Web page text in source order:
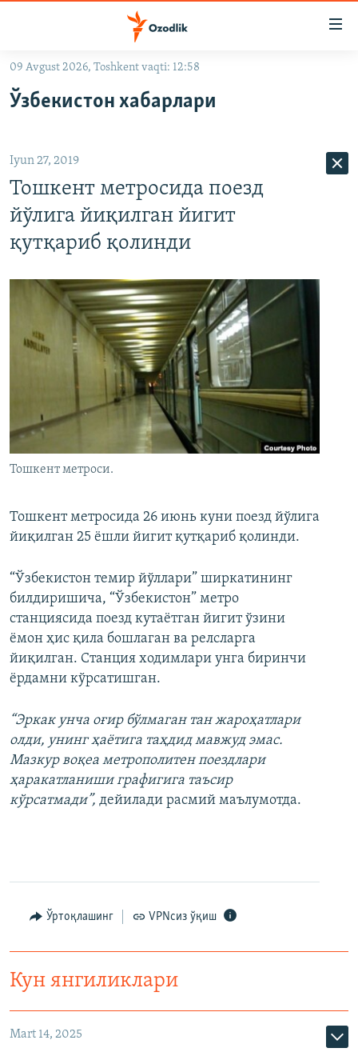
Асосий
Қидиришга
ўтинг
OZODLIK SURISHTIRUVLARI
На русском
ИЖТИМОИЙ ТАРМОҚЛАР
Озодлик бошқа тилларда
09 Avgust 2026, Toshkent vaqti: 12:58
Ўзбекистон хабарлари
Iyun 27, 2019
Тошкент метросида поезд
йўлига йиқилган йигит
қутқариб қолинди
Тошкент метроси.
Тошкент метросида 26 июнь куни поезд йўлига
йиқилган 25 ёшли йигит қутқариб қолинди.
“Ўзбекистон темир йўллари” ширкатининг
билдиришича, “Ўзбекистон” метро
станциясида поезд кутаётган йигит ўзини
ёмон ҳис қила бошлаган ва релсларга
йиқилган. Станция ходимлари унга биринчи
ёрдамни кўрсатишган.
“Эркак унча оғир бўлмаган тан жароҳатлари
олди, унинг ҳаётига таҳдид мавжуд эмас.
Мазкур воқеа метрополитен поездлари
ҳаракатланиши графигига таъсир
кўрсатмади”, дейилади расмий маълумотда.
Ўртоқлашинг VPNсиз ўқиш
Кун янгиликлари
Mart 14, 2025